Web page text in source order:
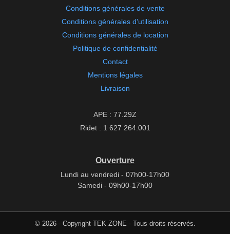
Conditions générales de vente
Conditions générales d'utilisation
Conditions générales de location
Politique de confidentialité
Contact
Mentions légales
Livraison
APE : 77.29Z
Ridet : 1 627 264.001
Ouverture
Lundi au vendredi - 07h00-17h00
Samedi - 09h00-17h00
© 2026 - Copyright TEK ZONE - Tous droits réservés.